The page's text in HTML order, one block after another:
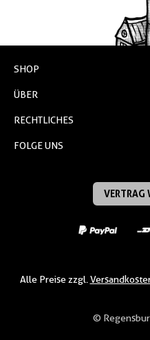
SHOP
ÜBER
RECHTLICHES
FOLGE UNS
VERTRAG
Alle Preise zzgl.
©